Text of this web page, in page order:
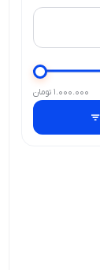
1.000.000 تومان